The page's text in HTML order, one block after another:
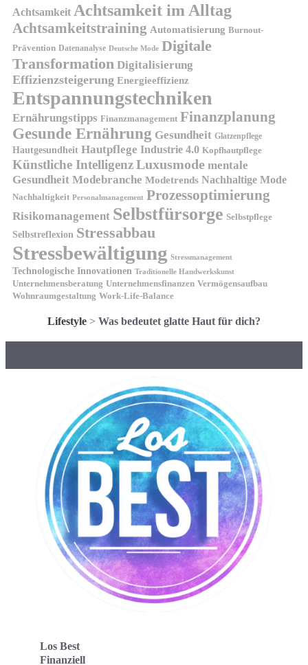
Achtsamkeit Achtsamkeit im Alltag
Achtsamkeitstraining Automatisierung Burnout-
Prävention Datenanalyse Deutsche Mode Digitale
Transformation Digitalisierung
Effizienzsteigerung Energieeffizienz
Entspannungstechniken
Ernährungstipps Finanzmanagement Finanzplanung
Gesunde Ernährung Gesundheit Glatzenpflege
Hautgesundheit Hautpflege Industrie 4.0 Kopfhautpflege
Künstliche IntelligenzLuxusmode mentale
Gesundheit Modebranche Modetrends Nachhaltige Mode
Nachhaltigkeit Personalmanagement Prozessoptimierung
Risikomanagement Selbstfürsorge Selbstpflege
Selbstreflexion Stressabbau
Stressbewältigung Stressmanagement
Technologische Innovationen Traditionelle Handwerkskunst
Unternehmensberatung Unternehmensfinanzen Vermögensaufbau
Wohnraumgestaltung Work-Life-Balance
Lifestyle > Was bedeutet glatte Haut für dich?
Los Best
Finanziell